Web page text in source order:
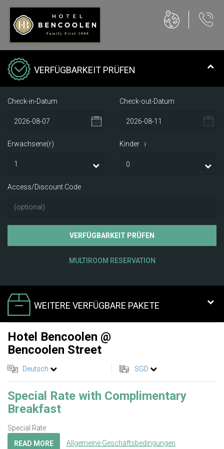
VERFÜGBARKEIT PRÜFEN
Check-in-Datum Check-out-Datum
Erwachsene(r) Kinder i
Access/Discount Code
VERFÜGBARKEIT PRÜFEN
MULTIROOM RESERVATION
WEITERE VERFÜGBARE PAKETE
Hotel Bencoolen @
Bencoolen Street
Deutsch SGD
Special Rate with Complimentary
Breakfast
Special Rate
READ MORE
Allgemeine Geschäftsbedingungen